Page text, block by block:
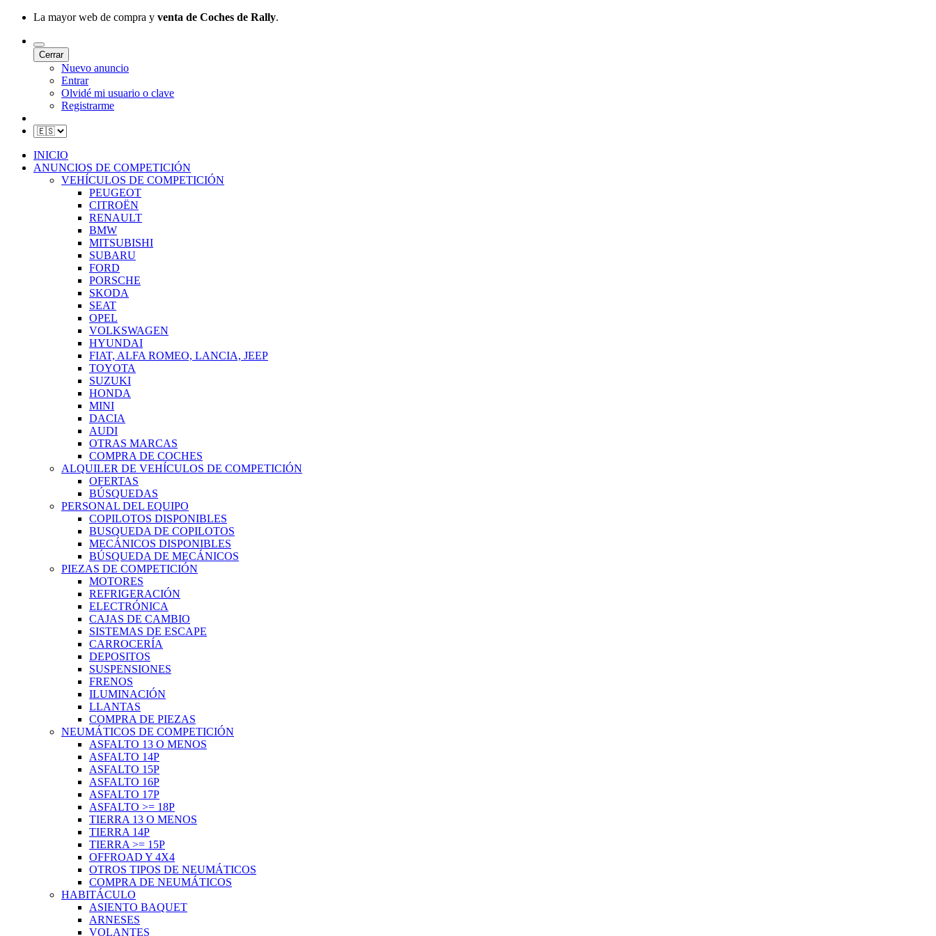
La mayor web de compra y venta de Coches de Rally.
Cerrar
Nuevo anuncio
Entrar
Olvidé mi usuario o clave
Registrarme
INICIO
ANUNCIOS DE COMPETICIÓN
VEHÍCULOS DE COMPETICIÓN
PEUGEOT
CITROËN
RENAULT
BMW
MITSUBISHI
SUBARU
FORD
PORSCHE
SKODA
SEAT
OPEL
VOLKSWAGEN
HYUNDAI
FIAT, ALFA ROMEO, LANCIA, JEEP
TOYOTA
SUZUKI
HONDA
MINI
DACIA
AUDI
OTRAS MARCAS
COMPRA DE COCHES
ALQUILER DE VEHÍCULOS DE COMPETICIÓN
OFERTAS
BÚSQUEDAS
PERSONAL DEL EQUIPO
COPILOTOS DISPONIBLES
BUSQUEDA DE COPILOTOS
MECÁNICOS DISPONIBLES
BÚSQUEDA DE MECÁNICOS
PIEZAS DE COMPETICIÓN
MOTORES
REFRIGERACIÓN
ELECTRÓNICA
CAJAS DE CAMBIO
SISTEMAS DE ESCAPE
CARROCERÍA
DEPOSITOS
SUSPENSIONES
FRENOS
ILUMINACIÓN
LLANTAS
COMPRA DE PIEZAS
NEUMÁTICOS DE COMPETICIÓN
ASFALTO 13 O MENOS
ASFALTO 14P
ASFALTO 15P
ASFALTO 16P
ASFALTO 17P
ASFALTO >= 18P
TIERRA 13 O MENOS
TIERRA 14P
TIERRA >= 15P
OFFROAD Y 4X4
OTROS TIPOS DE NEUMÁTICOS
COMPRA DE NEUMÁTICOS
HABITÁCULO
ASIENTO BAQUET
ARNESES
VOLANTES